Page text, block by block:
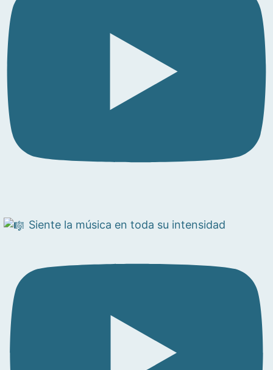
Siente la música en toda su intensidad